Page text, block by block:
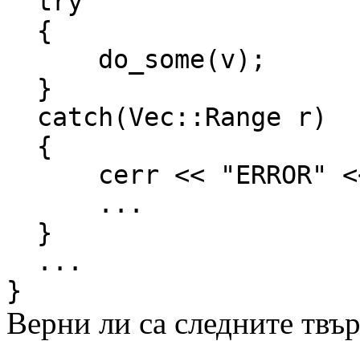
{
do_some(v);
}
catch(Vec::Range r)
{
cerr << "ERROR"
...
}
...
}
Верни ли са следните